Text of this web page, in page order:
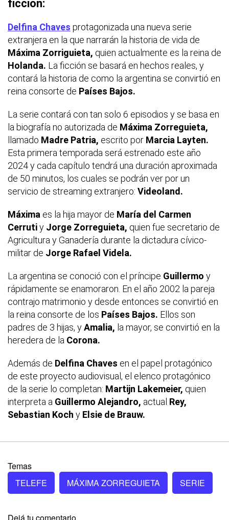
ficción:
Delfina Chaves protagonizada una nueva serie
extranjera en la que narrarán la historia de vida de
Máxima Zorriguieta, quien actualmente es la reina de
Holanda. La ficción se basará en hechos reales, y
contará la historia de como la argentina se convirtió en
reina consorte de Países Bajos.
La serie contará con tan solo 6 episodios y se basa en
la biografía no autorizada de Máxima Zorreguieta,
llamado Madre Patria, escrito por Marcia Layten.
Esta primera temporada será estrenado este año
2024 y cada capítulo tendrá una duración aproximada
de 50 minutos, los cuales se podrán ver por un
servicio de streaming extranjero: Videoland.
Máxima es la hija mayor de María del Carmen
Cerrutiy Jorge Zorreguieta, quien fue secretario de
Agricultura y Ganadería durante la dictadura cívico-
militar de Jorge Rafael Videla.
La argentina se conoció con el príncipe Guillermo y
rápidamente se enamoraron. En el año 2002 la pareja
contrajo matrimonio y desde entonces se convirtió en
la reina consorte de los Países Bajos. Ellos son
padres de 3 hijas, yAmalia, la mayor, se convirtió en la
heredera de la Corona.
Además de Delfina Chaves en el papel protagónico
de este proyecto audiovisual, el elenco protagónico
de la serie lo completan: Martijn Lakemeier, quien
interpreta a Guillermo Alejandro, actual Rey,
Sebastian Koch y Elsie de Brauw.
Temas
TELEFE
MÁXIMA ZORREGUIETA SERIE
Dejá tu comentario